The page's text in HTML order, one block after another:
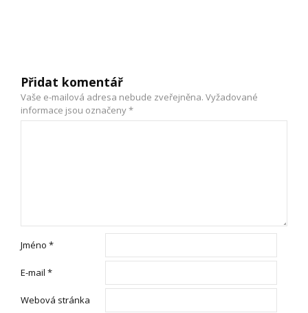
Přidat komentář
Vaše e-mailová adresa nebude zveřejněna. Vyžadované
informace jsou označeny*
Jméno *
E-mail *
Webová stránka